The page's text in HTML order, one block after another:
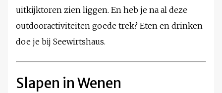
uitkijktoren zien liggen. En heb je na al deze
outdooractiviteiten goede trek? Eten en drinken
doe je bij Seewirtshaus.
Slapen in Wenen